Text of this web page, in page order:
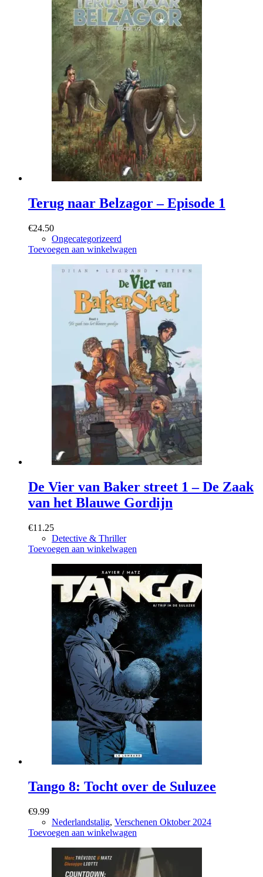
Terug naar Belzagor – Episode 1
€24.50
Ongecategorizeerd
Toevoegen aan winkelwagen
De Vier van Baker street 1 – De Zaak
van het Blauwe Gordijn
€11.25
Detective & Thriller
Toevoegen aan winkelwagen
Tango 8: Tocht over de Suluzee
€9.99
Nederlandstalig, Verschenen Oktober 2024
Toevoegen aan winkelwagen